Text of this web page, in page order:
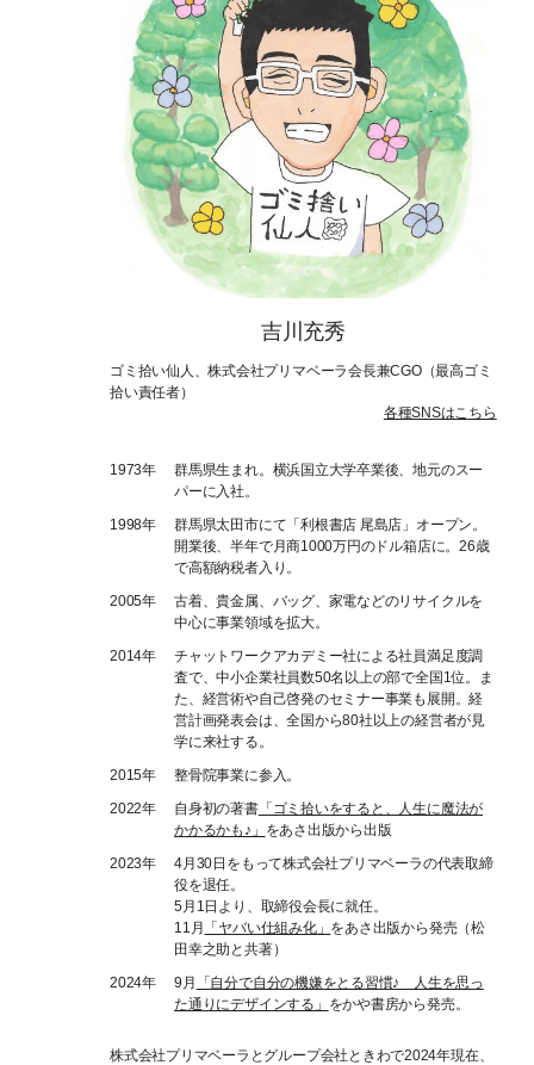
吉川充秀
ゴミ拾い仙人、株式会社プリマベーラ会長兼CGO（最高ゴミ
拾い責任者）
各種SNSはこちら
1973年
群馬県生まれ。横浜国立大学卒業後、地元のスー
パーに入社。
1998年
群馬県太田市にて「利根書店 尾島店」オープン。
開業後、半年で月商1000万円のドル箱店に。26歳
で高額納税者入り。
2005年
古着、貴金属、バッグ、家電などのリサイクルを
中心に事業領域を拡大。
2014年
チャットワークアカデミー社による社員満足度調
査で、中小企業社員数50名以上の部で全国1位。ま
た、経営術や自己啓発のセミナー事業も展開。経
営計画発表会は、全国から80社以上の経営者が見
学に来社する。
2015年
整骨院事業に参入。
2022年
自身初の著書「ゴミ拾いをすると、人生に魔法が
かかるかも♪」 をあさ出版から出版
2023年
4月30日をもって株式会社プリマベーラの代表取締
役を退任。
5月1日より、取締役会長に就任。
11月 「ヤバい仕組み化」 をあさ出版から発売（松
田幸之助と共著）
2024年
9月
「自分で自分の機嫌をとる習慣♪ 人生を思っ
た通りにデザインする」 をかや書房から発売。
株式会社プリマベーラとグループ会社ときわで2024年現在、